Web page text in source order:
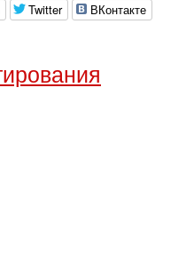
Twitter ВКонтакте